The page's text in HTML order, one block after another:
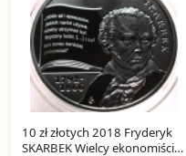
10 zł złotych 2018 Fryderyk
SKARBEK Wielcy ekonomiści